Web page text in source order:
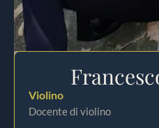
Violino
Docente di violino